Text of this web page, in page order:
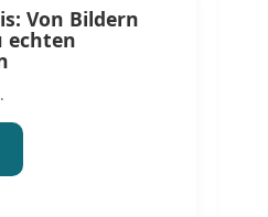
Von Bildern
echten